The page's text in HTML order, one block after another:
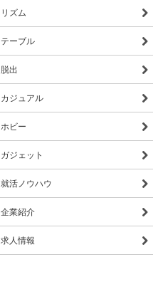
リズム
テーブル
脱出
カジュアル
ホビー
ガジェット
就活ノウハウ
企業紹介
求人情報